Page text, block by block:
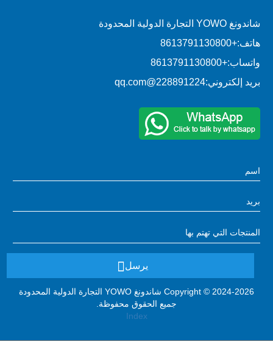
شاندونغ YOWO التجارة الدولية المحدودة
هاتف:+8613791130800
واتساب:+8613791130800
بريد إلكتروني:228891224@qq.com
يرسل
Copyright © 2024-2026 شاندونغ YOWO التجارة الدولية المحدودة
جميع الحقوق محفوظة.
Index